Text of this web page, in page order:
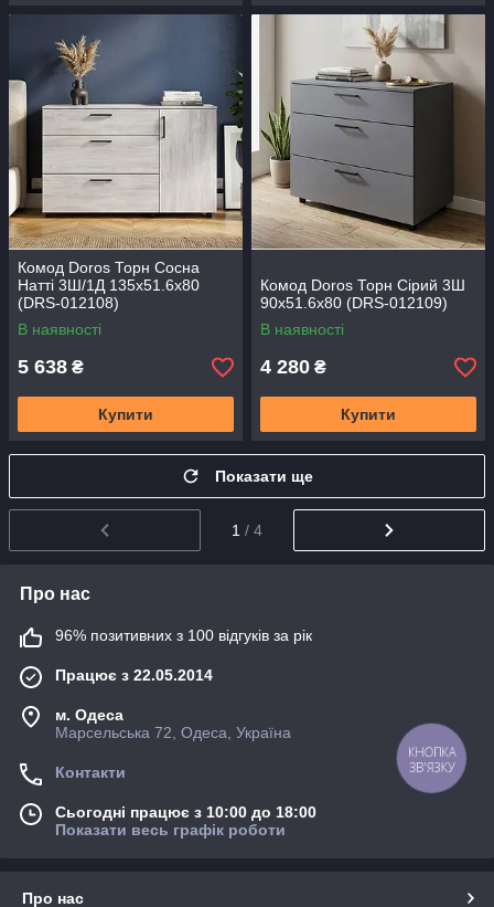
Комод Doros Торн Сосна
Натті 3Ш/1Д 135х51.6х80
(DRS-012108)
В наявності
5 638 ₴
Купити
Комод Doros Торн Сірий 3Ш
90х51.6х80 (DRS-012109)
В наявності
4 280 ₴
Купити
Показати ще
1 / 4
Про нас
96% позитивних з 100 відгуків за рік
Працює з 22.05.2014
м. Одеса
Марсельська 72, Одеса, Україна
Контакти
Сьогодні працює з 10:00 до 18:00
Показати весь графік роботи
Про нас
КНОПКА
ЗВ'ЯЗКУ